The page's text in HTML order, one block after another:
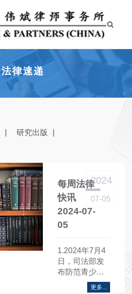
法律速递
研究出版
每周法律
快讯
2024-07-
05
2024
07-05
1.2024年7月4
日，司法部发
布防范青少年
药物滥用指导
更多...